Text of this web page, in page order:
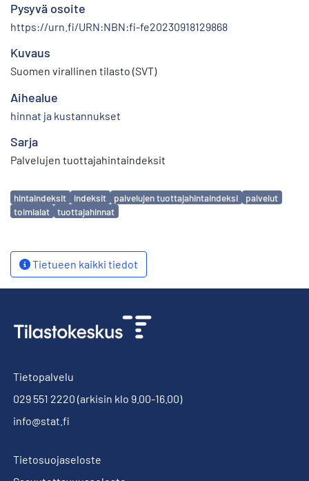
Pysyvä osoite
https://urn.fi/URN:NBN:fi-fe20230918129868
Kuvaus
Suomen virallinen tilasto (SVT)
Aihealue
hinnat ja kustannukset
Sarja
Palvelujen tuottajahintaindeksit
Avainsanat
hintaindeksit indeksit palvelujen tuottajahintaindeksi
palvelut
toimialat
tuottajahinnat
Tietueen kaikki tiedot
Tietopalvelu
029 551 2220 (arkisin klo 9.00-16.00)
info@stat.fi
Tietosuojaseloste